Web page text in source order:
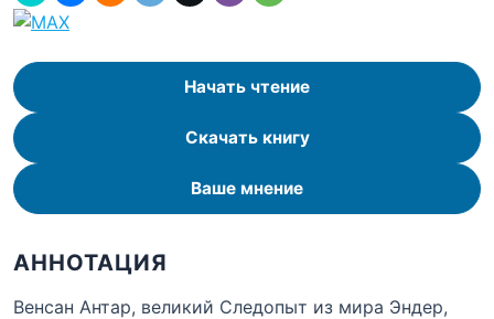
Начать чтение
Скачать книгу
Ваше мнение
АННОТАЦИЯ
Венсан Антар, великий Следопыт из мира Эндер,